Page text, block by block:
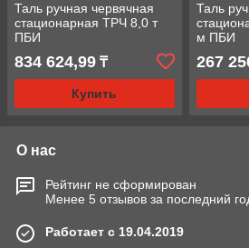
Таль ручная червячная
стационарная ТРЧ 8,0 т
ПБИ
834 624,99 ₸
Купить
Таль
м ПБИ
267
О нас
Рейтинг не сформирован
Менее 5 отзывов за последний
Работает с 19.04.2019